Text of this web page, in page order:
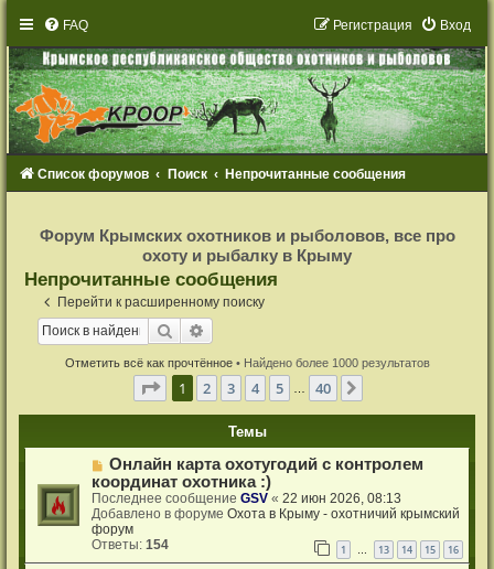
FAQ Вход
Регистрация
Список форумов Поиск Непрочитанные сообщения
с
т
Форум Крымских охотников и рыболовов, все про
охоту и рыбалку в Крыму
Непрочитанные сообщения
Перейти к расширенному поиску
Поиск
Отметить всё как прочтённое• Найдено более 1000 результатов
Страница из 40
1 2 3 4 5 40
Темы
Н
о
в
о
е
с
о
Онлайн карта охотугодий с контролем
координат охотника :)
Последнее сообщениеGSV «22 июн 2026, 08:13
Добавлено в форумеОхота в Крыму - охотничий крымский
форум
Ответы:154 1 … 13 14 15 16